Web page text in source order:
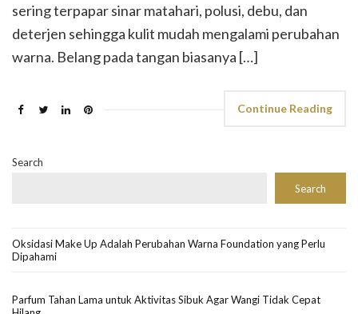
sering terpapar sinar matahari, polusi, debu, dan
deterjen sehingga kulit mudah mengalami perubahan
warna. Belang pada tangan biasanya […]
Continue Reading
Search
Search
Oksidasi Make Up Adalah Perubahan Warna Foundation yang Perlu
Dipahami
Parfum Tahan Lama untuk Aktivitas Sibuk Agar Wangi Tidak Cepat